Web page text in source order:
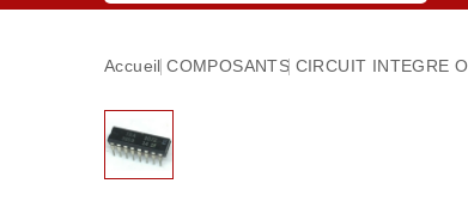
Accueil COMPOSANTS CIRCUIT INTEGRE